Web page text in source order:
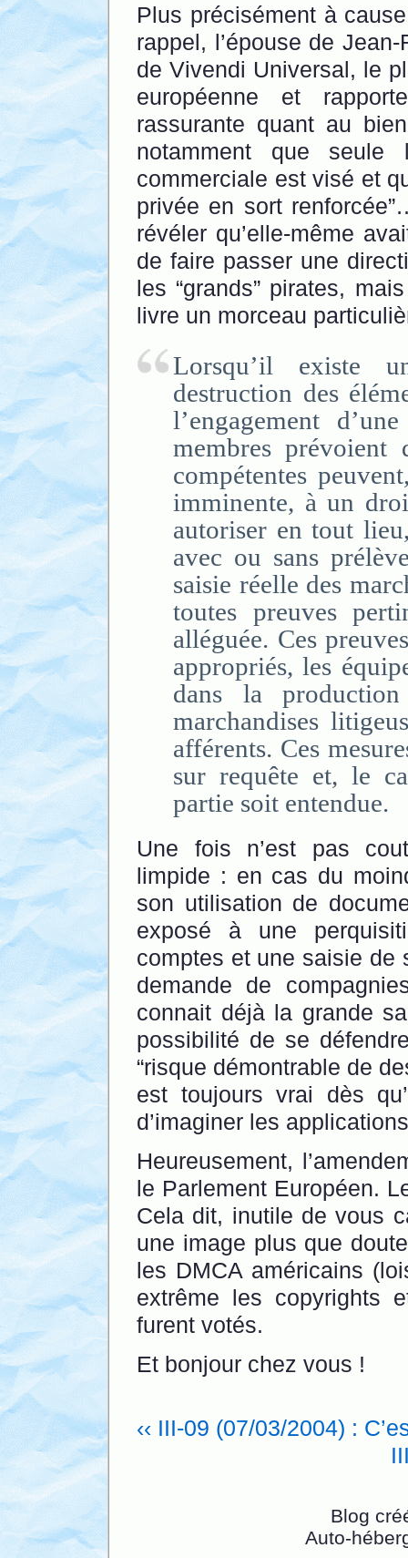
Plus précisément à
rappel, l’épouse de
de Vivendi Universal, le
européenne et
rassurante quant au
notamment que
commerciale est visé et
privée en sort
révéler qu’elle-même
de faire passer une
les “grands” pirates,
livre un morceau
Lorsqu’il existe
destruction des
l’engagement
membres prévoient
compétentes
imminente, à un
autoriser en tout
avec ou sans
saisie réelle des
toutes preuves
alléguée. Ces
appropriés, les
dans la
marchandises
afférents. Ces
sur requête et, le
partie soit entendue.
Une fois n’est pas
limpide : en cas du
son utilisation de
exposé à une
comptes et une saisie de
demande de
connait déjà la grande
possibilité de se
“risque démontrable de
est toujours vrai dès
d’imaginer les
Heureusement,
le Parlement Européen.
Cela dit, inutile de vous
une image plus que
les DMCA américains
extrême les copyrights
furent votés.
Et bonjour chez vous !
‹‹ III-09 (07/03/2004) :
Blog
Auto-